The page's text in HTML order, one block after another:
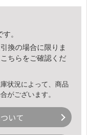
。
換の場合に限りま
こちら をご確認くだ
状況によって、商品
がございます。
いて